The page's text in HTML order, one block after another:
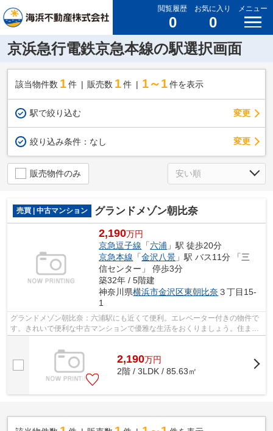
閲覧履歴
0
お気に入り
0
メニュー
京浜急行電鉄京急本線の駅選択画面
該当物件数 1件 販売数 1 件 1～1 件を表示
駅で絞り込む 変更
絞り込み条件： なし 変更
販売物件のみ
売買 | 中古マンション グランドメゾン朝比奈
2,190万円
京急逗子線 「六浦 」駅 徒歩20分
京急本線 「金沢八景 」駅 バス11分 「三
信センター」 停歩3分
築32年 / 5階建
神奈川県横浜市金沢区東朝比奈 ３丁目15-
1
グランドメゾン朝比奈：六浦駅にも近くて便利。エレベーター付きの物件で
す。きれいで便利な中古マンションで優雅な生活をおくりましょう。住まい
2,190万円
2階 / 3LDK / 85.63㎡